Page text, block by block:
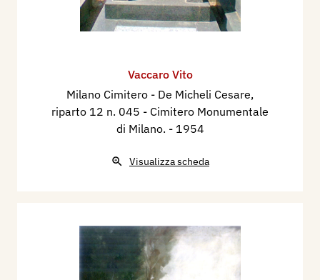
Vaccaro Vito
Milano Cimitero - De Micheli Cesare,
riparto 12 n. 045 - Cimitero Monumentale
di Milano. - 1954
Visualizza scheda